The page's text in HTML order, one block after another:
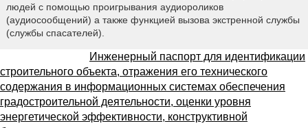
людей с помощью проигрывания аудиороликов
(аудиосообщений) а также функцией вызова экстренной службы
(службы спасателей).
Инженерный паспорт для идентификации
строительного объекта, отражения его технического
содержания в информационных системах обеспечения
градостроительной деятельности, оценки уровня
энергетической эффективности, конструктивной